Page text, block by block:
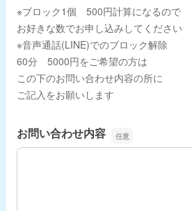
※ブロック1個 500円計算になるので
お好きな数でお申し込みしてください
※音声通話(LINE)でのブロック解除
60分 5000円をご希望の方は
この下のお問い合わせ内容の所に
ご記入をお願いします
お問い合わせ内容
お問い合わせ内容